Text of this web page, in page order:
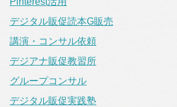
デジタル販促読本G販売
講演・コンサル依頼
デジアナ販促教習所
グループコンサル
デジタル販促実践塾